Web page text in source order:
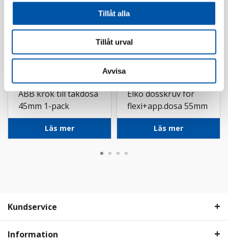
Tillåt alla
Tillåt urval
Avvisa
ABB
ABB krok till takdosa
45mm 1-pack
Läs mer
Schneider
Elko dosskruv för
flexi+app.dosa 55mm
Läs mer
Kundservice
Information